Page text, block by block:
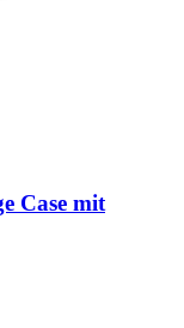
Case mit